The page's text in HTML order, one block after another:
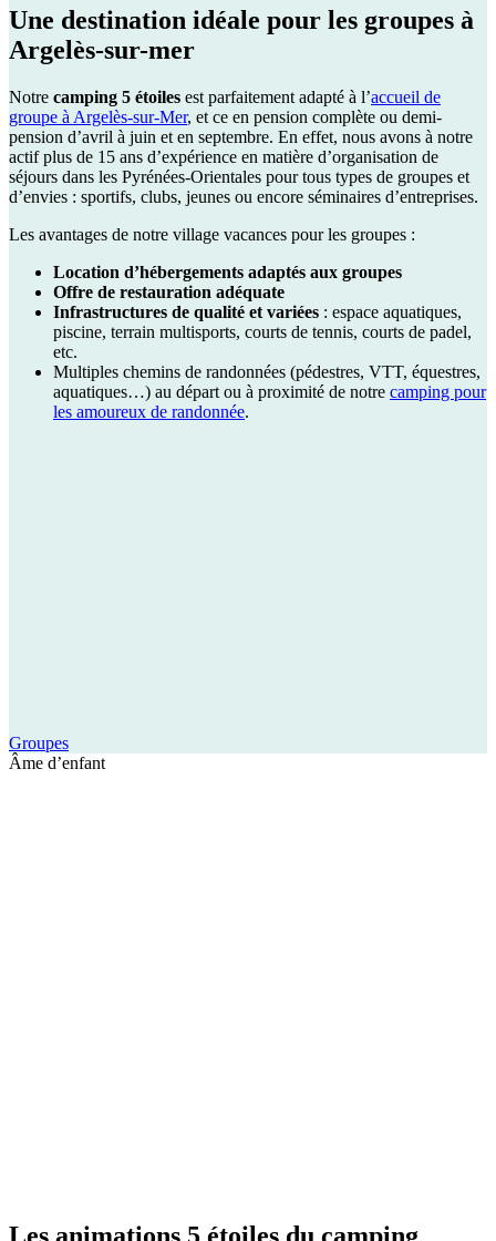
Une destination idéale pour les groupes à
Argelès-sur-mer
Notre camping 5 étoiles est parfaitement adapté à l’accueil de
groupe à Argelès-sur-Mer, et ce en pension complète ou demi-
pension d’avril à juin et en septembre. En effet, nous avons à notre
actif plus de 15 ans d’expérience en matière d’organisation de
séjours dans les Pyrénées-Orientales pour tous types de groupes et
d’envies : sportifs, clubs, jeunes ou encore séminaires d’entreprises.
Les avantages de notre village vacances pour les groupes :
Location d’hébergements adaptés aux groupes
Offre de restauration adéquate
Infrastructures de qualité et variées : espace aquatiques,
piscine, terrain multisports, courts de tennis, courts de padel,
etc.
Multiples chemins de randonnées (pédestres, VTT, équestres,
aquatiques…) au départ ou à proximité de notre camping pour
les amoureux de randonnée.
Groupes
Âme d’enfant